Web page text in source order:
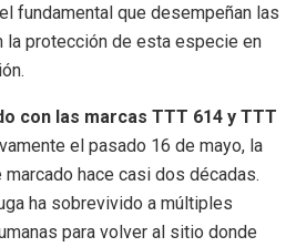
fundamental que desempeñan las
la protección de esta especie en
con las marcas TTT 614 y TTT
el pasado 16 de mayo, la
hace casi dos décadas.
ha sobrevivido a múltiples
para volver al sitio donde